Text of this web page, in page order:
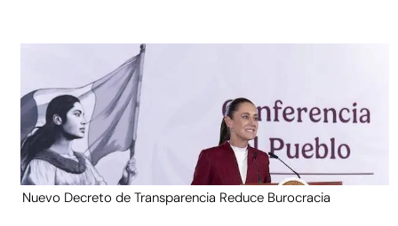
Nuevo Decreto de Transparencia Reduce Burocracia